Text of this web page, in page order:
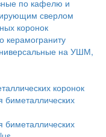
по кафелю и
сверлом
коронок
керамограниту
на УШМ,
коронок
биметаллических
биметаллических